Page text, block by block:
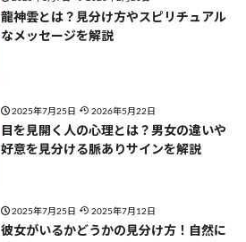
龍神雲とは？見分け方やスピリチュアル
なメッセージを解説
2025年7月25日 2026年5月22日
目を見開く人の心理とは？男女の違いや
好意を見分ける脈ありサインを解説
2025年7月25日 2025年7月12日
彼女がいるかどうかの見分け方！自然に